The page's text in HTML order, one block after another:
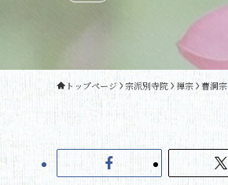
トップページ 宗派別寺院 禅宗 曹洞宗